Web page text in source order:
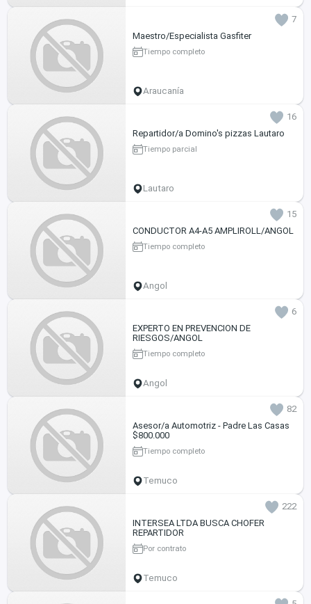
7
Maestro/Especialista Gasfiter
Tiempo completo
Araucanía
16
Repartidor/a Domino's pizzas Lautaro
Tiempo parcial
Lautaro
15
CONDUCTOR A4-A5 AMPLIROLL/ANGOL
Tiempo completo
Angol
6
EXPERTO EN PREVENCION DE
RIESGOS/ANGOL
Tiempo completo
Angol
82
Asesor/a Automotriz - Padre Las Casas
$800.000
Tiempo completo
Temuco
222
INTERSEA LTDA BUSCA CHOFER
REPARTIDOR
Por contrato
Temuco